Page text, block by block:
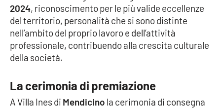
Politica
Sanità
Sport
2024, riconoscimento per le più valide eccellenze
del territorio, personalità che si sono distinte
nell’ambito del proprio lavoro e dell’attività
professionale, contribuendo alla crescita culturale
della società.
La cerimonia di premiazione
A Villa Ines di Mendicino la cerimonia di consegna